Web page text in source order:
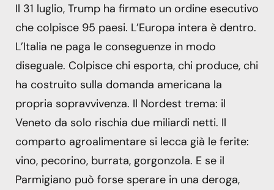
Il 31 luglio, Trump ha firmato un ordine esecutivo
che colpisce 95 paesi. L’Europa intera è dentro.
L’Italia ne paga le conseguenze in modo
diseguale. Colpisce chi esporta, chi produce, chi
ha costruito sulla domanda americana la
propria sopravvivenza. Il Nordest trema: il
Veneto da solo rischia due miliardi netti. Il
comparto agroalimentare si lecca già le ferite:
vino, pecorino, burrata, gorgonzola. E se il
Parmigiano può forse sperare in una deroga,